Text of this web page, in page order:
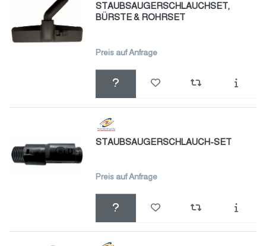
STAUBSAUGERSCHLAUCHSET,
BÜRSTE & ROHRSET
Preis auf Anfrage
STAUBSAUGERSCHLAUCH-SET
Preis auf Anfrage